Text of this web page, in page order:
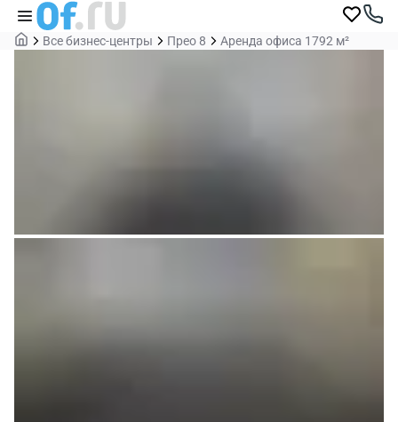
Все бизнес-центры Прео 8 Аренда офиса 1792 м²